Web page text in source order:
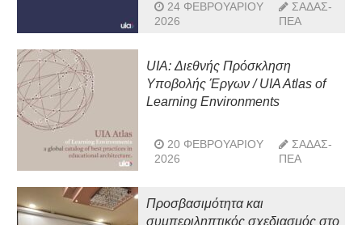
24 ΦΕΒΡΟΥΑΡΊΟΥ
2026
ΣΑΔΑΣ-
ΠΕΑ
UIA: Διεθνής Πρόσκληση
Υποβολής Έργων / UIA Atlas of
Learning Environments
20 ΦΕΒΡΟΥΑΡΊΟΥ
2026
ΣΑΔΑΣ-
ΠΕΑ
Προσβασιμότητα και
συμπεριληπτικός σχεδιασμός στο